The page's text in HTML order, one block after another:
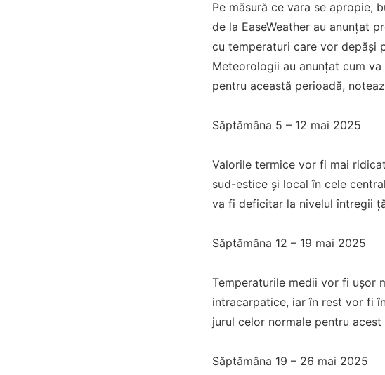
Pe măsură ce vara se apropie,
de la EaseWeather au anunțat
cu temperaturi care vor depăși
Meteorologii au anunțat cum
pentru această perioadă,
Săptămâna 5 – 12 mai 2025
Valorile termice vor fi mai
sud-estice și local în cele
va fi deficitar la nivelul întregii
Săptămâna 12 – 19 mai 2025
Temperaturile medii vor fi ușor
intracarpatice, iar în rest vor fi
jurul celor normale pentru
Săptămâna 19 – 26 mai 2025